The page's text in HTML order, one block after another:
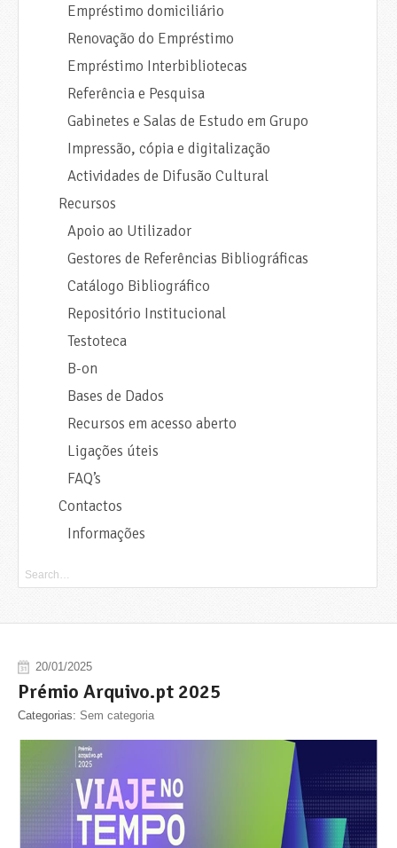
Empréstimo domiciliário
Renovação do Empréstimo
Empréstimo Interbibliotecas
Referência e Pesquisa
Gabinetes e Salas de Estudo em Grupo
Impressão, cópia e digitalização
Actividades de Difusão Cultural
Recursos
Apoio ao Utilizador
Gestores de Referências Bibliográficas
Catálogo Bibliográfico
Repositório Institucional
Testoteca
B-on
Bases de Dados
Recursos em acesso aberto
Ligações úteis
FAQ’s
Contactos
Informações
20/01/2025
Prémio Arquivo.pt 2025
Categorias: Sem categoria